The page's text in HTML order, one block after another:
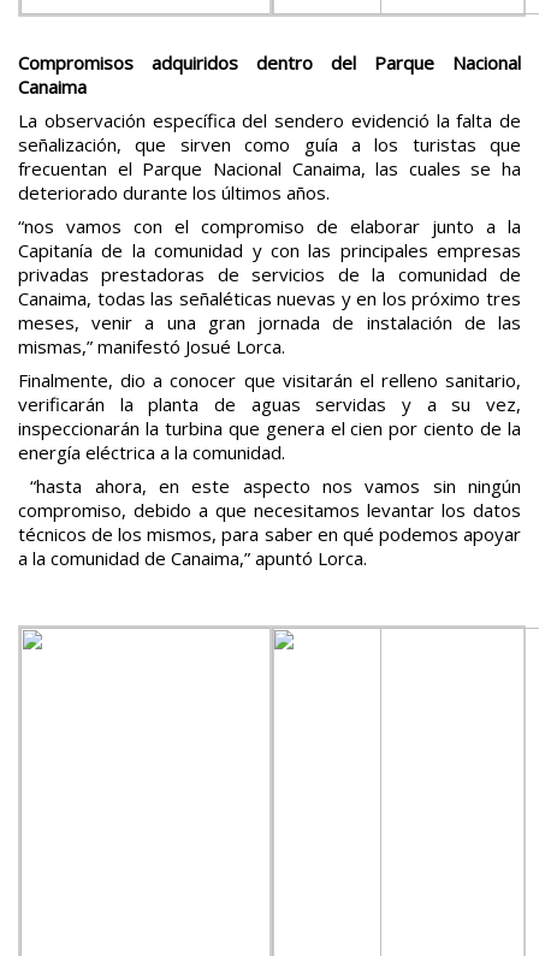
Compromisos adquiridos dentro del Parque Nacional
Canaima
La observación específica del sendero evidenció la falta de
señalización, que sirven como guía a los turistas que
frecuentan el Parque Nacional Canaima, las cuales se ha
deteriorado durante los últimos años.
“nos vamos con el compromiso de elaborar junto a la
Capitanía de la comunidad y con las principales empresas
privadas prestadoras de servicios de la comunidad de
Canaima, todas las señaléticas nuevas y en los próximo tres
meses, venir a una gran jornada de instalación de las
mismas,” manifestó Josué Lorca.
Finalmente, dio a conocer que visitarán el relleno sanitario,
verificarán la planta de aguas servidas y a su vez,
inspeccionarán la turbina que genera el cien por ciento de la
energía eléctrica a la comunidad.
“hasta ahora, en este aspecto nos vamos sin ningún
compromiso, debido a que necesitamos levantar los datos
técnicos de los mismos, para saber en qué podemos apoyar
a la comunidad de Canaima,” apuntó Lorca.